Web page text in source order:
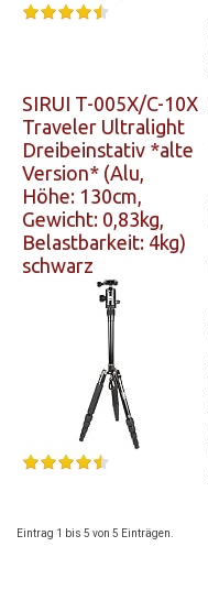
SIRUI T-005X/C-10X
Traveler Ultralight
Dreibeinstativ *alte
Version* (Alu,
Höhe: 130cm,
Gewicht: 0,83kg,
Belastbarkeit: 4kg)
schwarz
Eintrag 1 bis 5 von 5 Einträgen.